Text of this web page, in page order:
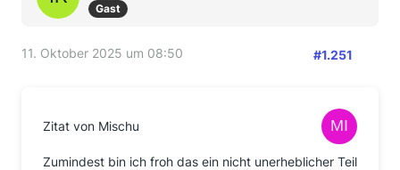
Gast
11. Oktober 2025 um 08:50 #1.251
Zitat von Mischu
Zumindest bin ich froh das ein nicht unerheblicher Teil